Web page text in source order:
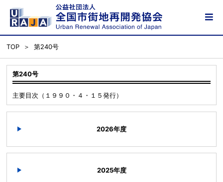
TOP 第240号
第240号
主要目次（１９９０・４・１５発行）
2026年度
2025年度